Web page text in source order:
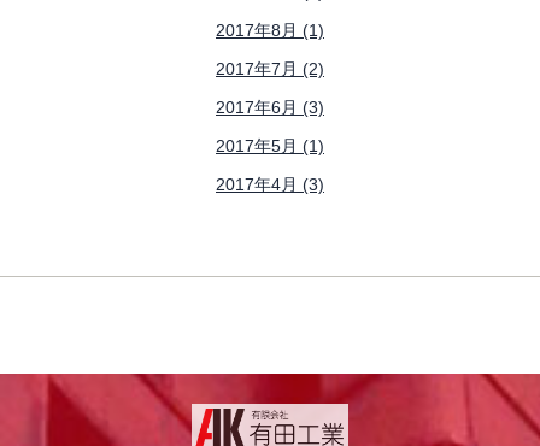
2017年8月 (1)
2017年7月 (2)
2017年6月 (3)
2017年5月 (1)
2017年4月 (3)